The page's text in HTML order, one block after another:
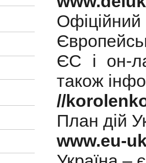
ЄС і он-
також
//
План дій
www.eu-